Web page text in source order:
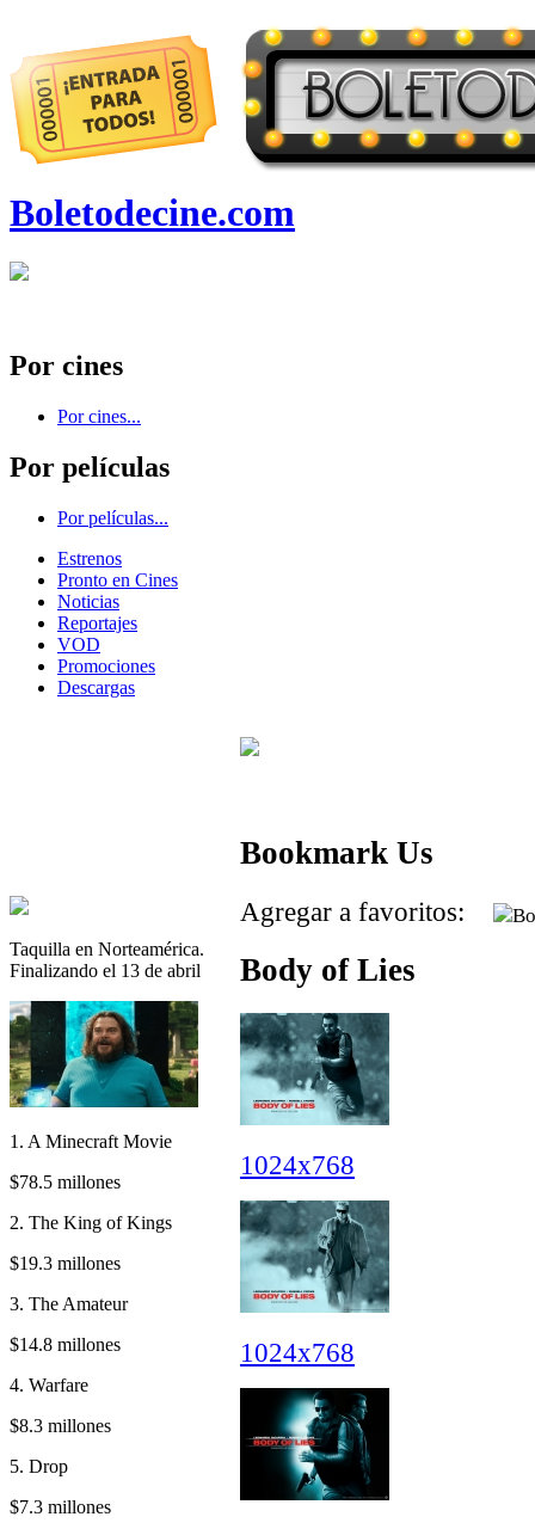
Boletodecine.com
Por cines
Por cines...
Por películas
Por películas...
Estrenos
Pronto en Cines
Noticias
Reportajes
VOD
Promociones
Descargas
Taquilla en Norteamérica.
Finalizando el 13 de abril
1. A Minecraft Movie
$78.5 millones
2. The King of Kings
$19.3 millones
3. The Amateur
$14.8 millones
4. Warfare
$8.3 millones
5. Drop
$7.3 millones
Bookmark Us
Agregar a favoritos:
Body of Lies
1024x768
1024x768